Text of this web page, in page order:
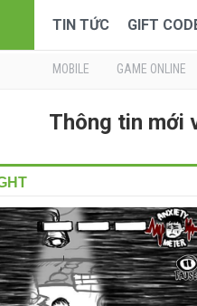
TIN TỨC GIFT
MOBILE GAME ONLINE
Thông tin mới